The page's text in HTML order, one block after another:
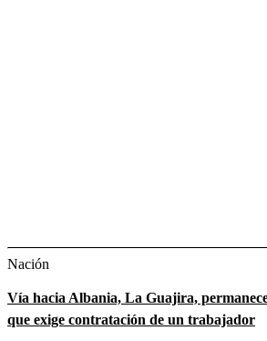
Nación
Vía hacia Albania, La Guajira,
que exige contratación de un trabajador